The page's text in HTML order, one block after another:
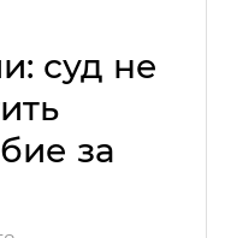
суд не
за